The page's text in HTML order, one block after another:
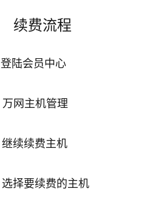
续费流程
登陆会员中心
万网主机管理
继续续费主机
选择要续费的主机